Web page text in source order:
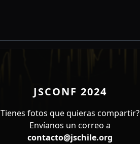
JSCONF 2024
Tienes fotos que quieras compartir?
Envíanos un correo a
contacto@jschile.org